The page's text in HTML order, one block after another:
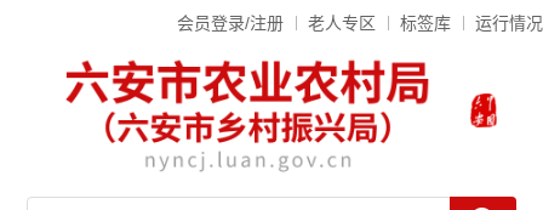
会员登录/注册 老人专区 标签库 运行情况